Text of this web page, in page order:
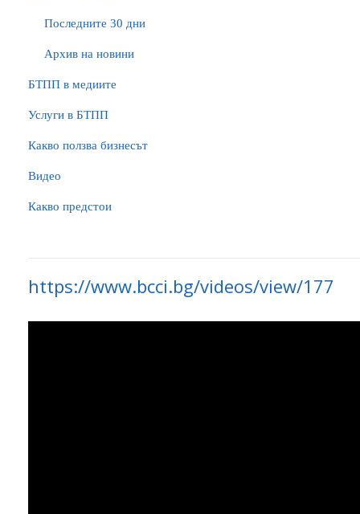
Последните 30 дни
Архив на новини
БTПП в медиите
Услуги в БТПП
Какво ползва бизнесът
Видео
Какво предстои
https://www.bcci.bg/videos/view/177